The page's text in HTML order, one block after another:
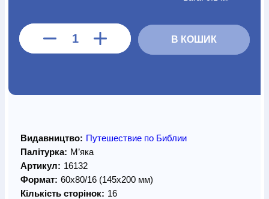
В КОШИК
Видавництво: Путешествие по Библии
Палітурка: М’яка
Артикул: 16132
Формат: 60х80/16 (145х200 мм)
Кількість сторінок: 16